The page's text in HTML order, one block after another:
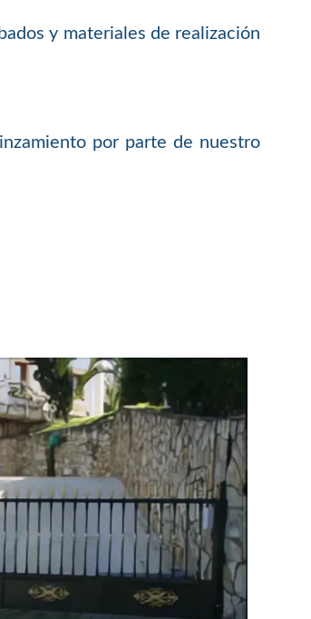
y materiales de realización
por parte de nuestro